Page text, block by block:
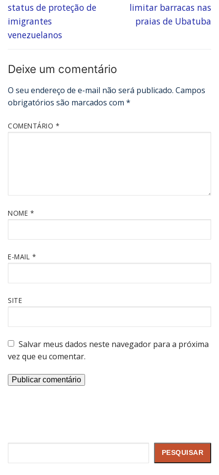
status de proteção de
imigrantes
venezuelanos
limitar barracas nas
praias de Ubatuba
Deixe um comentário
O seu endereço de e-mail não será publicado. Campos
obrigatórios são marcados com *
COMENTÁRIO *
NOME *
E-MAIL *
SITE
Salvar meus dados neste navegador para a próxima
vez que eu comentar.
PESQUISAR